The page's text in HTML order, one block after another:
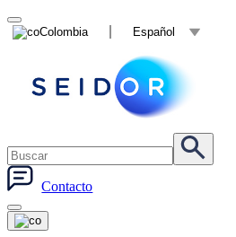
Colombia Español
Contacto